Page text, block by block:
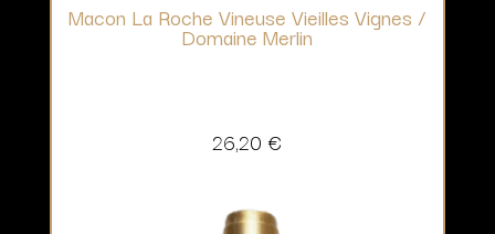
Macon La Roche Vineuse Vieilles Vignes /
Domaine Merlin
26,20 €